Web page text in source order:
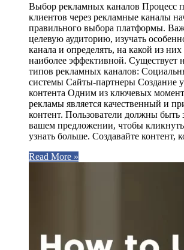
Выбор рекламных каналов Процесс
клиентов через рекламные каналы
правильного выбора платформы.
целевую аудиторию, изучать
канала и определять, на какой из
наиболее эффективной. Существует
типов рекламных каналов:
системы Сайты-партнеры Создание
контента Одним из ключевых
рекламы является качественный и
контент. Пользователи должны быть
вашем предложении, чтобы
узнать больше. Создавайте контент,
Read More »